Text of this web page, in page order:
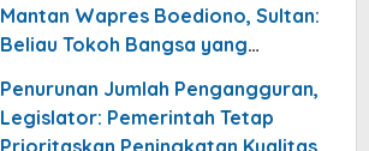
Mantan Wapres Boediono, Sultan:
Beliau Tokoh Bangsa yang
Penurunan Jumlah Pengangguran,
Legislator: Pemerintah Tetap
Prioritaskan Peningkatan Kualitas